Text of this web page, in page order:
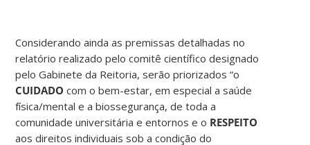
Considerando ainda as premissas detalhadas no
relatório realizado pelo comitê científico designado
pelo Gabinete da Reitoria, serão priorizados “o
CUIDADOcom o bem-estar, em especial a saúde
física/mental e a biossegurança, de toda a
comunidade universitária e entornos e o RESPEITO
aos direitos individuais sob a condição do